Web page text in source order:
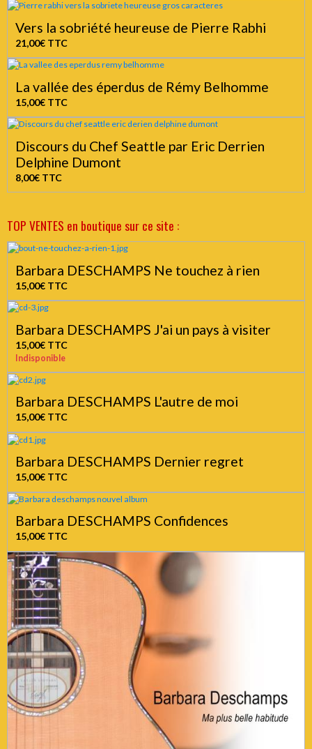
Vers la sobriété heureuse de Pierre Rabhi
21,00€ TTC
La vallée des éperdus de Rémy Belhomme
15,00€ TTC
Discours du Chef Seattle par Eric Derrien
Delphine Dumont
8,00€ TTC
TOP VENTES en boutique sur ce site :
Barbara DESCHAMPS Ne touchez à rien
15,00€ TTC
Barbara DESCHAMPS J'ai un pays à visiter
15,00€ TTC
Indisponible
Barbara DESCHAMPS L'autre de moi
15,00€ TTC
Barbara DESCHAMPS Dernier regret
15,00€ TTC
Barbara DESCHAMPS Confidences
15,00€ TTC